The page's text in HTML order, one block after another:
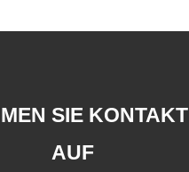
SIE KONTAKT
AUF